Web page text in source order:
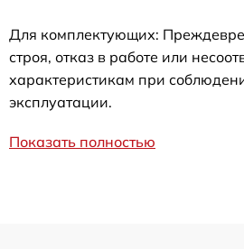
Для комплектующих:
строя, отказ в работе или
характеристикам при
эксплуатации.
Показать полностью